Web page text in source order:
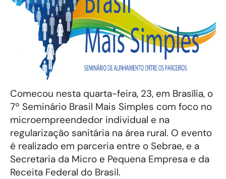
Comecou nesta quarta-feira, 23, em Brasília, o
7º Seminário Brasil Mais Simples com foco no
microempreendedor individual e na
regularização sanitária na área rural. O evento
é realizado em parceria entre o Sebrae, e a
Secretaria da Micro e Pequena Empresa e da
Receita Federal do Brasil.